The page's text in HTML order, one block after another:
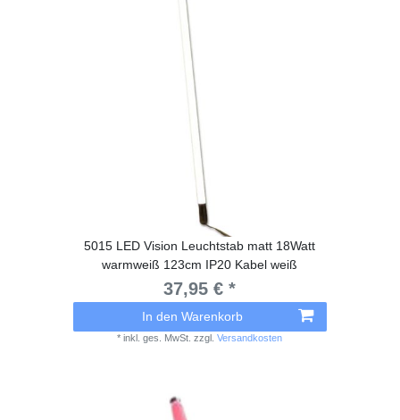
5015 LED Vision Leuchtstab matt 18Watt
warmweiß 123cm IP20 Kabel weiß
37,95 € *
In den Warenkorb
*inkl. ges. MwSt. zzgl.Versandkosten